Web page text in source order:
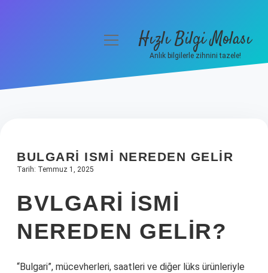
Hakkımızda
menüyüHızlı Bilgi Molası
Anlık bilgilerle zihnini tazele!
BULGARI ISMI NEREDEN GELIR
Tarih: Temmuz 1, 2025
BVLGARI ISMI
NEREDEN GELIR?
“Bulgari”, mücevherleri, saatleri ve diğer lüks ürünleriyle